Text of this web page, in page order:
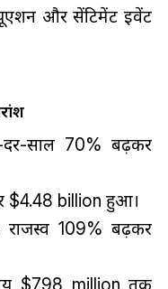
और सेंटिमेंट इवेंट
साल 70% बढ़कर
$4.48 billion हुआ।
109% बढ़कर
$798 million तक